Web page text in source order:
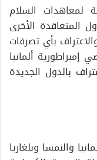
لمعاهدات السلام
المتعاقدة الأخرى
بأي تصرفات
ألمانيا
بالدول الجديدة
والنمسا وبلغاريا